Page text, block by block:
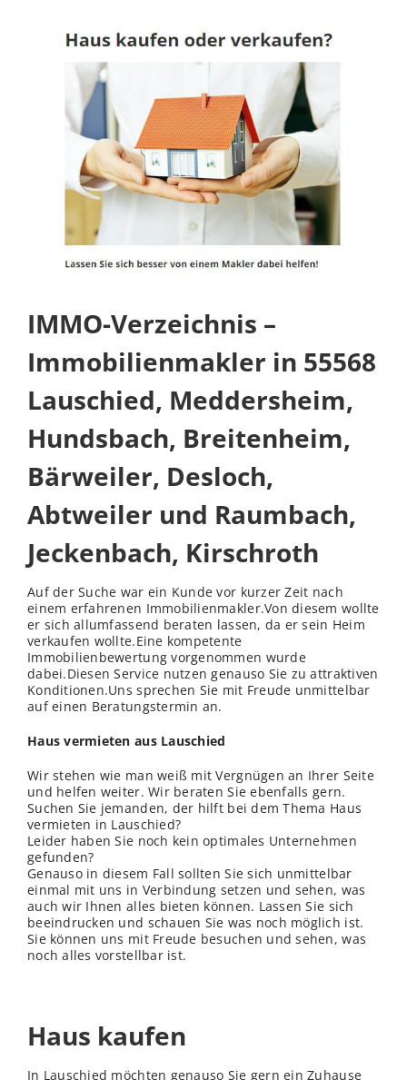
IMMO-Verzeichnis –
Immobilienmakler in 55568
Lauschied, Meddersheim,
Hundsbach, Breitenheim,
Bärweiler, Desloch,
Abtweiler und Raumbach,
Jeckenbach, Kirschroth
Auf der Suche war ein Kunde vor kurzer Zeit nach
einem erfahrenen Immobilienmakler.Von diesem wollte
er sich allumfassend beraten lassen, da er sein Heim
verkaufen wollte.Eine kompetente
Immobilienbewertung vorgenommen wurde
dabei.Diesen Service nutzen genauso Sie zu attraktiven
Konditionen.Uns sprechen Sie mit Freude unmittelbar
auf einen Beratungstermin an.
Haus vermieten aus Lauschied
Wir stehen wie man weiß mit Vergnügen an Ihrer Seite
und helfen weiter. Wir beraten Sie ebenfalls gern.
Suchen Sie jemanden, der hilft bei dem Thema Haus
vermieten in Lauschied?
Leider haben Sie noch kein optimales Unternehmen
gefunden?
Genauso in diesem Fall sollten Sie sich unmittelbar
einmal mit uns in Verbindung setzen und sehen, was
auch wir Ihnen alles bieten können. Lassen Sie sich
beeindrucken und schauen Sie was noch möglich ist.
Sie können uns mit Freude besuchen und sehen, was
noch alles vorstellbar ist.
Haus kaufen
In Lauschied möchten genauso Sie gern ein Zuhause